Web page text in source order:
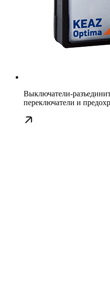
Выключатели-
переключатели и